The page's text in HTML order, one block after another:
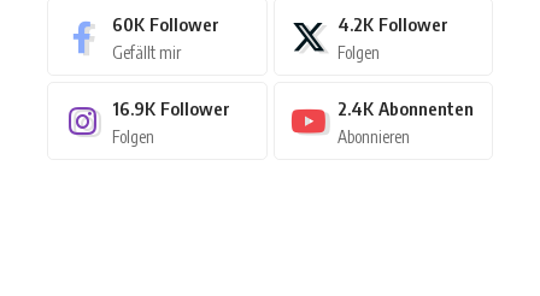
60K Follower
Gefällt mir
4.2K Follower
Folgen
16.9K Follower
Folgen
2.4K Abonnenten
Abonnieren